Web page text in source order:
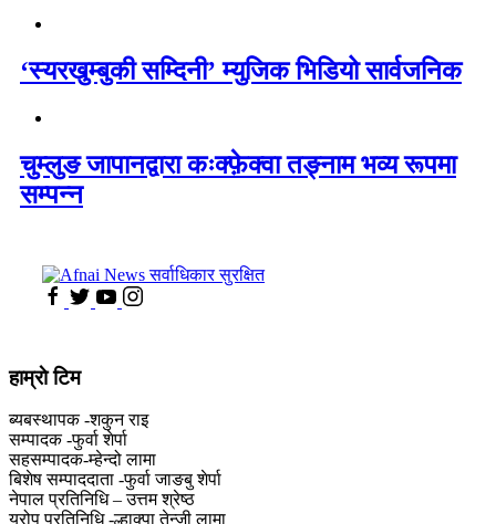
‘स्यरखुम्बुकी सम्दिनी’ म्युजिक भिडियो सार्वजनिक
चुम्लुङ जापानद्वारा कःक्फ़ेक्वा तङ्नाम भव्य रूपमा
सम्पन्न
हाम्राे टिम
ब्यबस्थापक -शकुन राइ
सम्पादक -फुर्वा शेर्पा
सहसम्पादक-म्हेन्दो लामा
‍बिशेष सम्पाददाता -फुर्वा जा‌ङबु शेर्पा
नेपाल प्रतिनिधि – उत्तम श्रेष्ठ
युरोप प्रतिनिधि -ल्हाक्पा तेन्जी लामा